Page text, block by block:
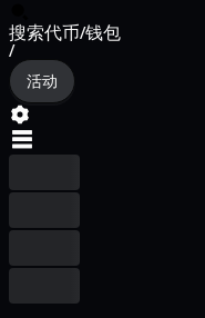
搜索代币/钱包
/
活动